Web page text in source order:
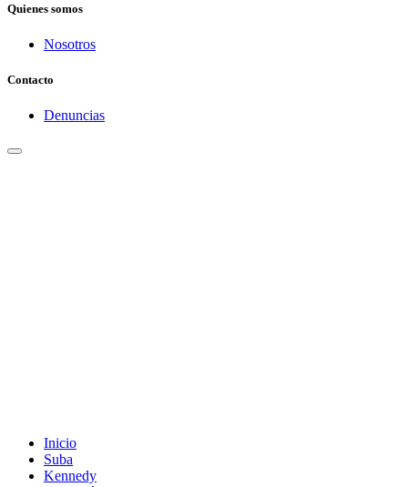
Quienes somos
Nosotros
Contacto
Denuncias
Inicio
Suba
Kennedy